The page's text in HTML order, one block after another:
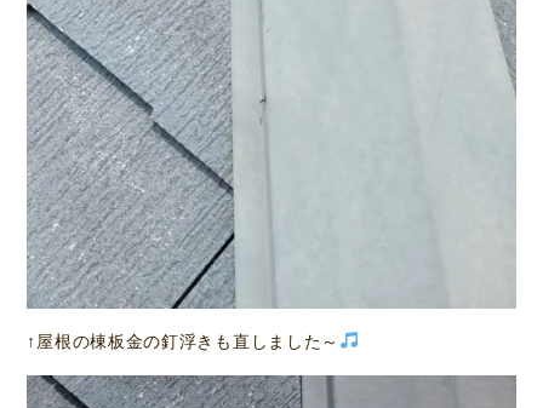
↑屋根の棟板金の釘浮きも直しました～